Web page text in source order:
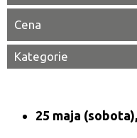
Cena
Kategorie
25 maja